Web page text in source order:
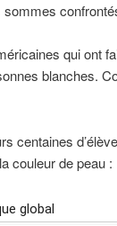
sommes
qui ont
blanches.
centaines
couleur de peau :